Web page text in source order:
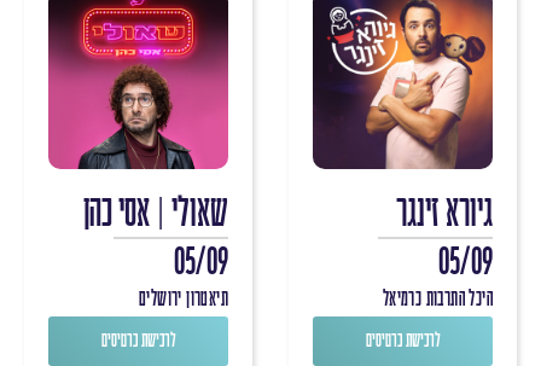
גיורא זינגר
05/09
היכל התרבות כרמיאל
לרכישת כרטיסים
שאולי | אסי כהן
05/09
תיאטרון ירושלים
לרכישת כרטיסים